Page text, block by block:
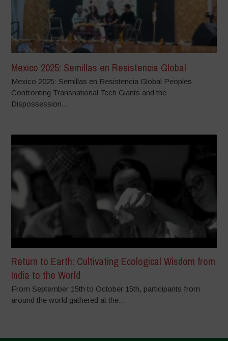
Mexico 2025: Semillas en Resistencia Global
Mexico 2025: Semillas en Resistencia Global Peoples
Confronting Transnational Tech Giants and the
Dispossession...
Return to Earth: Cultivating Ecological Wisdom from
India to the World
From September 15th to October 15th, participants from
around the world gathered at the...